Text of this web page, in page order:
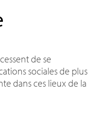
de se
sociales de plus
dans ces lieux de la